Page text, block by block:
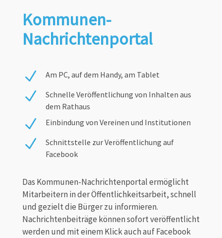
Kommunen-
Nachrichtenportal
N Am PC, auf dem Handy, am Tablet
N
Schnelle Veröffentlichung von Inhalten aus
dem Rathaus
N Einbindung von Vereinen und Institutionen
N
Schnittstelle zur Veröffentlichung auf
Facebook
Das Kommunen-Nachrichtenportal ermöglicht
Mitarbeitern in der Öffentlichkeitsarbeit, schnell
und gezielt die Bürger zu informieren.
Nachrichtenbeiträge können sofort veröffentlicht
werden und mit einem Klick auch auf Facebook